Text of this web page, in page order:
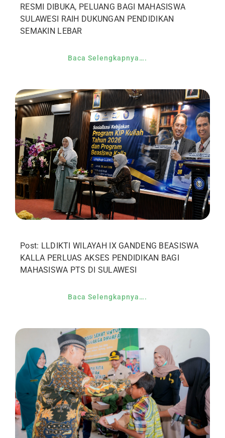
RESMI DIBUKA, PELUANG BAGI MAHASISWA
SULAWESI RAIH DUKUNGAN PENDIDIKAN
SEMAKIN LEBAR
Baca Selengkapnya….
Post: LLDIKTI WILAYAH IX GANDENG BEASISWA
KALLA PERLUAS AKSES PENDIDIKAN BAGI
MAHASISWA PTS DI SULAWESI
Baca Selengkapnya….